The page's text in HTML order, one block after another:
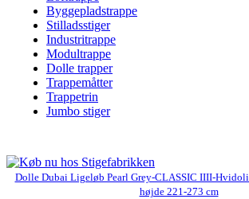
Byggepladstrappe
Stilladsstiger
Industritrappe
Modultrappe
Dolle trapper
Trappemåtter
Trappetrin
Jumbo stiger
Dolle Dubai Ligeløb Pearl Grey-CLASSIC IIII-
højde 221-273 cm